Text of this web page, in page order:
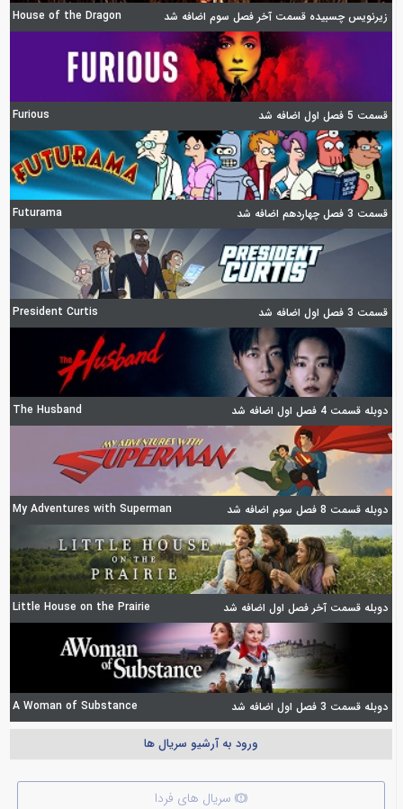
زیرنویس چسبیده قسمت آخر فصل سوم اضافه شد House of the Dragon
قسمت 5 فصل اول اضافه شد Furious
قسمت 3 فصل چهاردهم اضافه شد Futurama
قسمت 3 فصل اول اضافه شد President Curtis
دوبله قسمت 4 فصل اول اضافه شد The Husband
دوبله قسمت 8 فصل سوم اضافه شد My Adventures with Superman
دوبله قسمت آخر فصل اول اضافه شد Little House on the Prairie
دوبله قسمت 3 فصل اول اضافه شد A Woman of Substance
ورود به آرشیو سریال ها
سریال های فردا